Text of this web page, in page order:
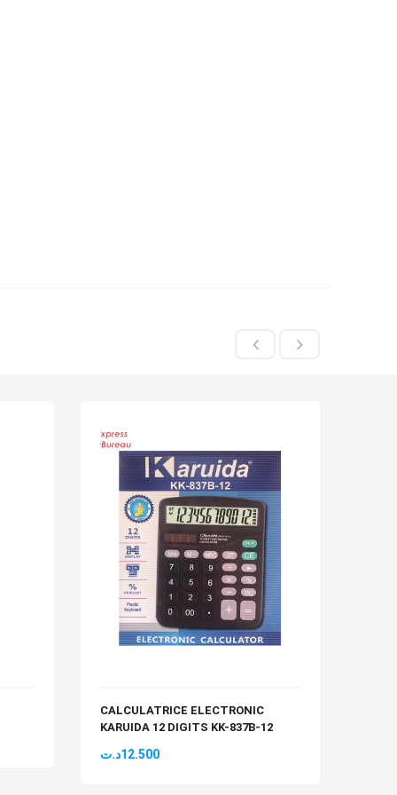
CALCULATRICE ELECTRONIC
KARUIDA 12 DIGITS KK-837B-12
12.500د.ت